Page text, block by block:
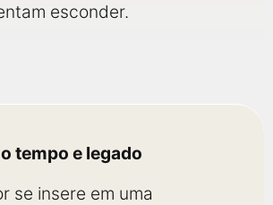
esconder.
tempo e legado
se insere em uma